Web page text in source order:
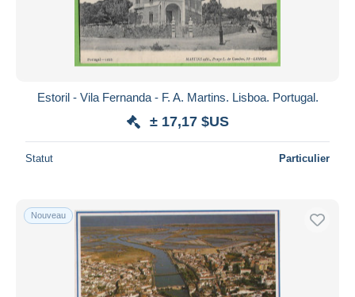
Estoril - Vila Fernanda - F. A. Martins. Lisboa. Portugal.
± 17,17 $US
Statut Particulier
Nouveau